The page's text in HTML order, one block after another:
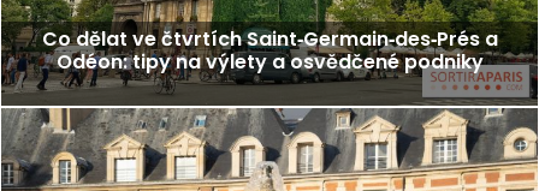
Co dělat ve čtvrtích Saint‑Germain‑des‑Prés a
Odéon: tipy na výlety a osvědčené podniky